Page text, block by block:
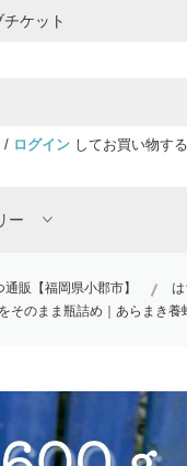
チケット
/ ログインしてお買い物す
ー
販【福岡県小郡市】 は
そのまま瓶詰め｜あらまき養